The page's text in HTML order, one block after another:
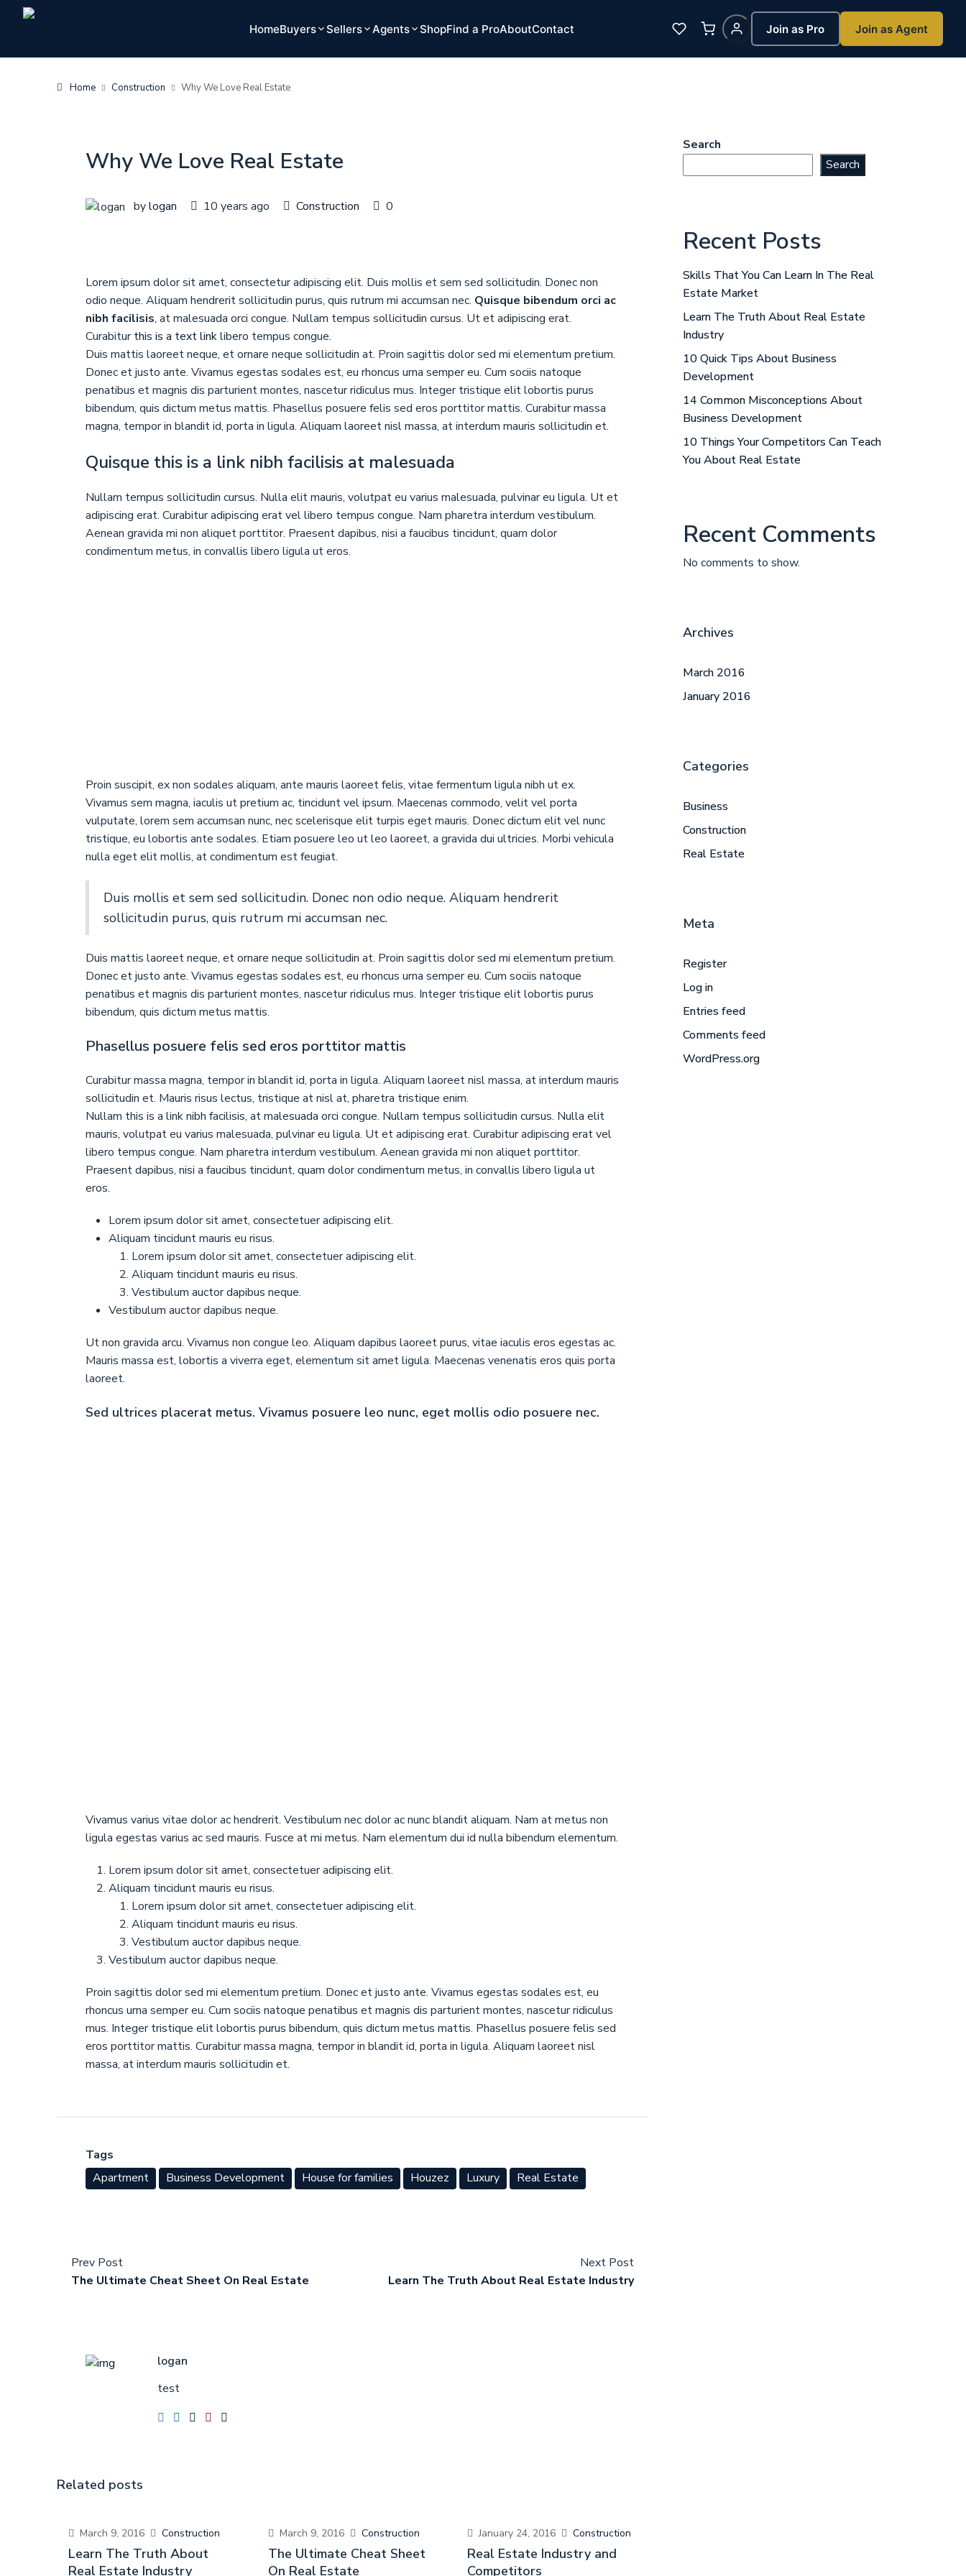
HomeBuyers Sellers Agents ShopFind a ProAboutContact Join as Pro Join as Agent
Home Construction Why We Love Real Estate
Why We Love Real Estate
bylogan 10 years ago Construction 0
Lorem ipsum dolor sit amet, consectetur adipiscing elit. Duis mollis et sem sed sollicitudin. Donec non
odio neque. Aliquam hendrerit sollicitudin purus, quis rutrum mi accumsan nec. Quisque bibendum orci ac
nibh facilisis, at malesuada orci congue. Nullam tempus sollicitudin cursus. Ut et adipiscing erat.
Curabiturthis is a text linklibero tempus congue.
Duis mattis laoreet neque, et ornare neque sollicitudin at. Proin sagittis dolor sed mi elementum pretium.
Donec et justo ante. Vivamus egestas sodales est, eu rhoncus urna semper eu. Cum sociis natoque
penatibus et magnis dis parturient montes, nascetur ridiculus mus. Integer tristique elit lobortis purus
bibendum, quis dictum metus mattis. Phasellus posuere felis sed eros porttitor mattis. Curabitur massa
magna, tempor in blandit id, porta in ligula. Aliquam laoreet nisl massa, at interdum mauris sollicitudin et.
Quisque this is a link nibh facilisis at malesuada
Nullam tempus sollicitudin cursus. Nulla elit mauris, volutpat eu varius malesuada, pulvinar eu ligula. Ut et
adipiscing erat. Curabitur adipiscing erat vel libero tempus congue. Nam pharetra interdum vestibulum.
Aenean gravida mi non aliquet porttitor. Praesent dapibus, nisi a faucibus tincidunt, quam dolor
condimentum metus, in convallis libero ligula ut eros.
Proin suscipit, ex non sodales aliquam, ante mauris laoreet felis, vitae fermentum ligula nibh ut ex.
Vivamus sem magna, iaculis ut pretium ac, tincidunt vel ipsum. Maecenas commodo, velit vel porta
vulputate, lorem sem accumsan nunc, nec scelerisque elit turpis eget mauris. Donec dictum elit vel nunc
tristique, eu lobortis ante sodales. Etiam posuere leo ut leo laoreet, a gravida dui ultricies. Morbi vehicula
nulla eget elit mollis, at condimentum est feugiat.
Duis mollis et sem sed sollicitudin. Donec non odio neque. Aliquam hendrerit
sollicitudin purus, quis rutrum mi accumsan nec.
Duis mattis laoreet neque, et ornare neque sollicitudin at. Proin sagittis dolor sed mi elementum pretium.
Donec et justo ante. Vivamus egestas sodales est, eu rhoncus urna semper eu. Cum sociis natoque
penatibus et magnis dis parturient montes, nascetur ridiculus mus. Integer tristique elit lobortis purus
bibendum, quis dictum metus mattis.
Phasellus posuere felis sed eros porttitor mattis
Curabitur massa magna, tempor in blandit id, porta in ligula. Aliquam laoreet nisl massa, at interdum mauris
sollicitudin et. Mauris risus lectus, tristique at nisl at, pharetra tristique enim.
Nullam this is a link nibh facilisis, at malesuada orci congue. Nullam tempus sollicitudin cursus. Nulla elit
mauris, volutpat eu varius malesuada, pulvinar eu ligula. Ut et adipiscing erat. Curabitur adipiscing erat vel
libero tempus congue. Nam pharetra interdum vestibulum. Aenean gravida mi non aliquet porttitor.
Praesent dapibus, nisi a faucibus tincidunt, quam dolor condimentum metus, in convallis libero ligula ut
eros.
Lorem ipsum dolor sit amet, consectetuer adipiscing elit.
Aliquam tincidunt mauris eu risus.
Lorem ipsum dolor sit amet, consectetuer adipiscing elit.
Aliquam tincidunt mauris eu risus.
Vestibulum auctor dapibus neque.
Vestibulum auctor dapibus neque.
Ut non gravida arcu. Vivamus non congue leo. Aliquam dapibus laoreet purus, vitae iaculis eros egestas ac.
Mauris massa est, lobortis a viverra eget, elementum sit amet ligula. Maecenas venenatis eros quis porta
laoreet.
Sed ultrices placerat metus. Vivamus posuere leo nunc, eget mollis odio posuere nec.
Vivamus varius vitae dolor ac hendrerit. Vestibulum nec dolor ac nunc blandit aliquam. Nam at metus non
ligula egestas varius ac sed mauris. Fusce at mi metus. Nam elementum dui id nulla bibendum elementum.
Lorem ipsum dolor sit amet, consectetuer adipiscing elit.
Aliquam tincidunt mauris eu risus.
Lorem ipsum dolor sit amet, consectetuer adipiscing elit.
Aliquam tincidunt mauris eu risus.
Vestibulum auctor dapibus neque.
Vestibulum auctor dapibus neque.
Proin sagittis dolor sed mi elementum pretium. Donec et justo ante. Vivamus egestas sodales est, eu
rhoncus urna semper eu. Cum sociis natoque penatibus et magnis dis parturient montes, nascetur ridiculus
mus. Integer tristique elit lobortis purus bibendum, quis dictum metus mattis. Phasellus posuere felis sed
eros porttitor mattis. Curabitur massa magna, tempor in blandit id, porta in ligula. Aliquam laoreet nisl
massa, at interdum mauris sollicitudin et.
Tags
Apartment
Business Development House for families Houzez Luxury Real Estate
Prev Post
The Ultimate Cheat Sheet On Real Estate
Next Post
Learn The Truth About Real Estate Industry
logan
test
Related posts
March 9, 2016 Construction
Learn The Truth About
Real Estate Industry
March 9, 2016 Construction
The Ultimate Cheat Sheet
On Real Estate
January 24, 2016 Construction
Real Estate Industry and
Competitors
Search
Search
Recent Posts
Skills That You Can Learn In The Real
Estate Market
Learn The Truth About Real Estate
Industry
10 Quick Tips About Business
Development
14 Common Misconceptions About
Business Development
10 Things Your Competitors Can Teach
You About Real Estate
Recent Comments
No comments to show.
Archives
March 2016
January 2016
Categories
Business
Construction
Real Estate
Meta
Register
Log in
Entries feed
Comments feed
WordPress.org